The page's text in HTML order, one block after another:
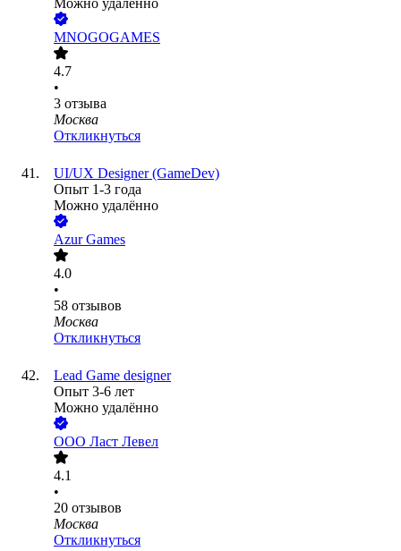
Можно удалённо
MNOGOGAMES
4.7
•
3 отзыва
Москва
Откликнуться
UI/UX Designer (GameDev)
Опыт 1-3 года
Можно удалённо
Azur Games
4.0
•
58 отзывов
Москва
Откликнуться
Lead Game designer
Опыт 3-6 лет
Можно удалённо
ООО Ласт Левел
4.1
•
20 отзывов
Москва
Откликнуться